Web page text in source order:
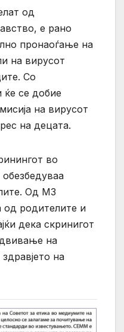
од
е рано
пронаоѓање на
на вирусот
Со
ќе се добие
на вирусот
на децата.
во
Од МЗ
родителите и
дека скринигот
на
на